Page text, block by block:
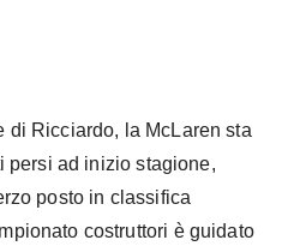
di Ricciardo, la McLaren sta
persi ad inizio stagione,
posto in classifica
costruttori è guidato